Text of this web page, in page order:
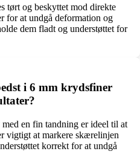
tørt og beskyttet mod direkte
for at undgå deformation og
dem fladt og understøttet for
i 6 mm krydsfiner
en fin tandning er ideel til at
vigtigt at markere skærelinjen
korrekt for at undgå